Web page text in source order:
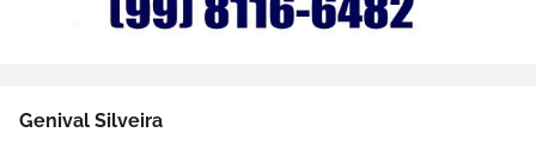
Genival Silveira